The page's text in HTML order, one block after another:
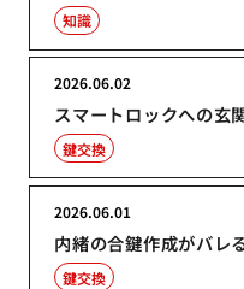
知識
スマートロックへの玄
2026.06.02
鍵交換
内緒の合鍵作成がバレ
2026.06.01
鍵交換